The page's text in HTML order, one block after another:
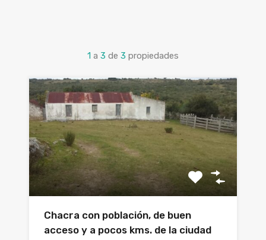
1 a 3 de 3 propiedades
Chacra con población, de buen
acceso y a pocos kms. de la ciudad